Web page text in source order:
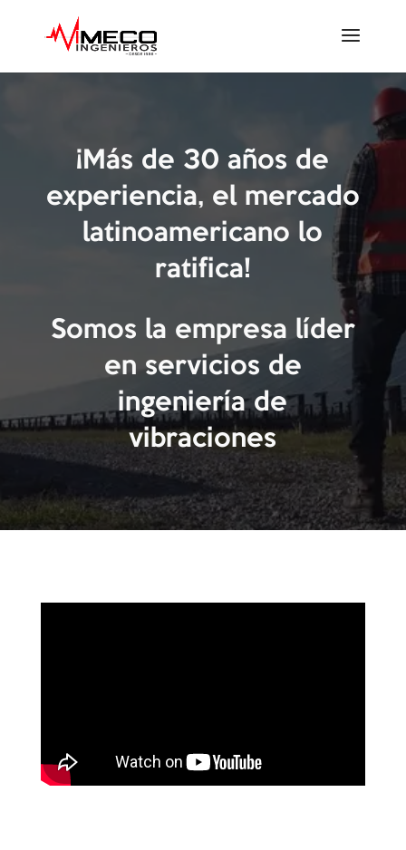
¡Más de 30 años de
experiencia, el mercado
latinoamericano lo
ratifica!
Somos la empresa líder
en servicios de
ingeniería de
vibraciones